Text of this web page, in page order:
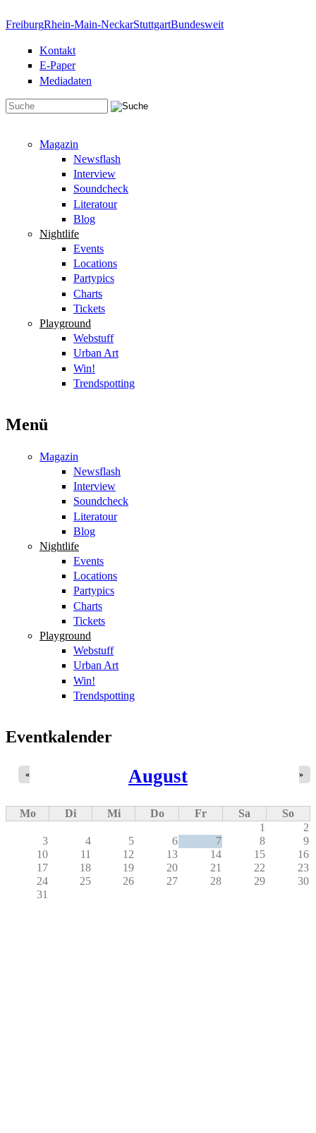
FreiburgRhein-Main-NeckarStuttgartBundesweit
Kontakt
E-Paper
Mediadaten
Magazin
Newsflash
Interview
Soundcheck
Literatour
Blog
Nightlife
Events
Locations
Partypics
Charts
Tickets
Playground
Webstuff
Urban Art
Win!
Trendspotting
Menü
Magazin
Newsflash
Interview
Soundcheck
Literatour
Blog
Nightlife
Events
Locations
Partypics
Charts
Tickets
Playground
Webstuff
Urban Art
Win!
Trendspotting
Eventkalender
August
« »
Mo Di Mi Do Fr Sa
So
1
2
3
4 5 6 7 8
9
10
11 12 13 14 15
16
17
18 19 20 21 22
23
24
25 26 27 28 29
30
31